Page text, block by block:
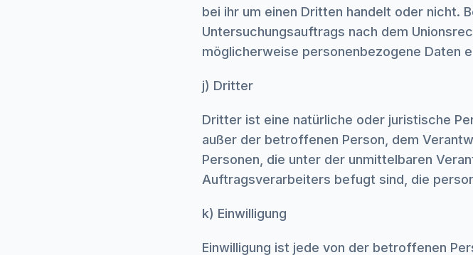
bei ihr um einen Dritten handelt oder nicht.
Untersuchungsauftrags nach dem
möglicherweise personenbezogene Daten
j) Dritter
Dritter ist eine natürliche oder juristische
außer der betroffenen Person, dem
Personen, die unter der unmittelbaren
Auftragsverarbeiters befugt sind, die
k) Einwilligung
Einwilligung ist jede von der betroffenen